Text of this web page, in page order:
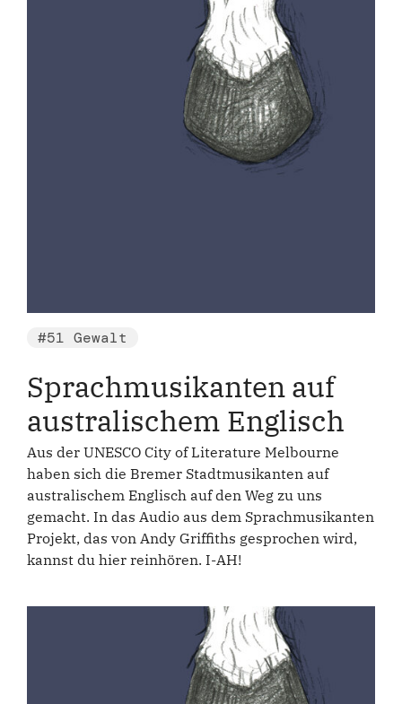
#51 Gewalt
Sprachmusikanten auf
australischem Englisch
Aus der UNESCO City of Literature Melbourne
haben sich die Bremer Stadtmusikanten auf
australischem Englisch auf den Weg zu uns
gemacht. In das Audio aus dem Sprachmusikanten
Projekt, das von Andy Griffiths gesprochen wird,
kannst du hier reinhören. I-AH!